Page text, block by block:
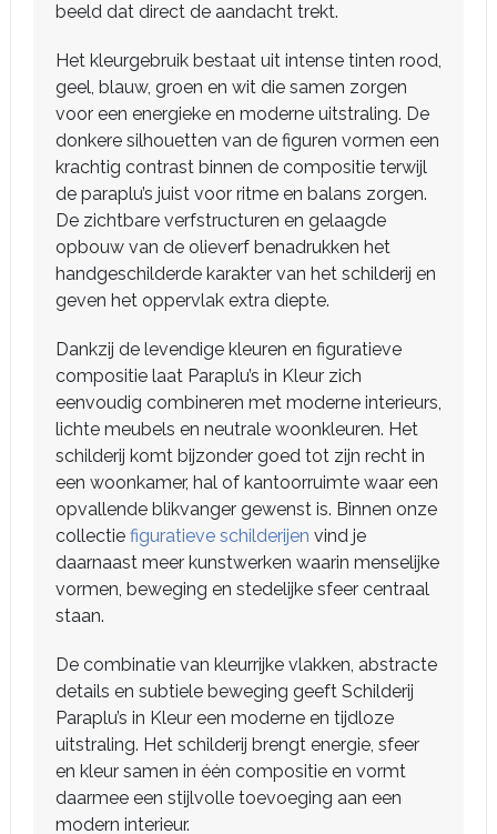
beeld dat direct de aandacht trekt.
Het kleurgebruik bestaat uit intense tinten rood,
geel, blauw, groen en wit die samen zorgen
voor een energieke en moderne uitstraling. De
donkere silhouetten van de figuren vormen een
krachtig contrast binnen de compositie terwijl
de paraplu’s juist voor ritme en balans zorgen.
De zichtbare verfstructuren en gelaagde
opbouw van de olieverf benadrukken het
handgeschilderde karakter van het schilderij en
geven het oppervlak extra diepte.
Dankzij de levendige kleuren en figuratieve
compositie laat Paraplu’s in Kleur zich
eenvoudig combineren met moderne interieurs,
lichte meubels en neutrale woonkleuren. Het
schilderij komt bijzonder goed tot zijn recht in
een woonkamer, hal of kantoorruimte waar een
opvallende blikvanger gewenst is. Binnen onze
collectie figuratieve schilderijen vind je
daarnaast meer kunstwerken waarin menselijke
vormen, beweging en stedelijke sfeer centraal
staan.
De combinatie van kleurrijke vlakken, abstracte
details en subtiele beweging geeft Schilderij
Paraplu’s in Kleur een moderne en tijdloze
uitstraling. Het schilderij brengt energie, sfeer
en kleur samen in één compositie en vormt
daarmee een stijlvolle toevoeging aan een
modern interieur.